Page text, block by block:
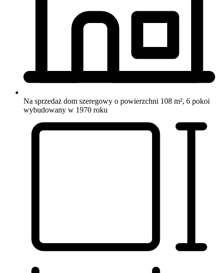
Na sprzedaż dom szeregowy o powierzchni 108 m², 6 pokoi
wybudowany w 1970 roku